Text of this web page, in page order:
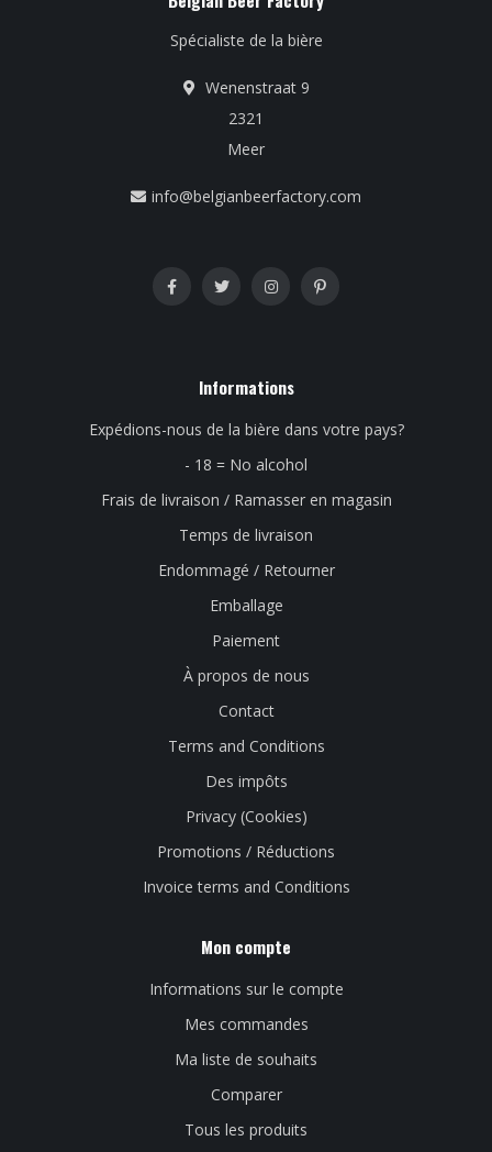
Spécialiste de la bière
Wenenstraat 9
2321
Meer
info@belgianbeerfactory.com
Informations
Expédions-nous de la bière dans votre pays?
- 18 = No alcohol
Frais de livraison / Ramasser en magasin
Temps de livraison
Endommagé / Retourner
Emballage
Paiement
À propos de nous
Contact
Terms and Conditions
Des impôts
Privacy (Cookies)
Promotions / Réductions
Invoice terms and Conditions
Mon compte
Informations sur le compte
Mes commandes
Ma liste de souhaits
Comparer
Tous les produits